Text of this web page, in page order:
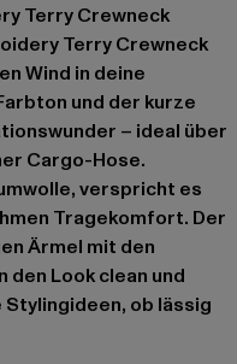
Terry Crewneck
Terry Crewneck
Wind in deine
und der kurze
– ideal über
Cargo-Hose.
verspricht es
Tragekomfort. Der
Ärmel mit den
Look clean und
ob lässig